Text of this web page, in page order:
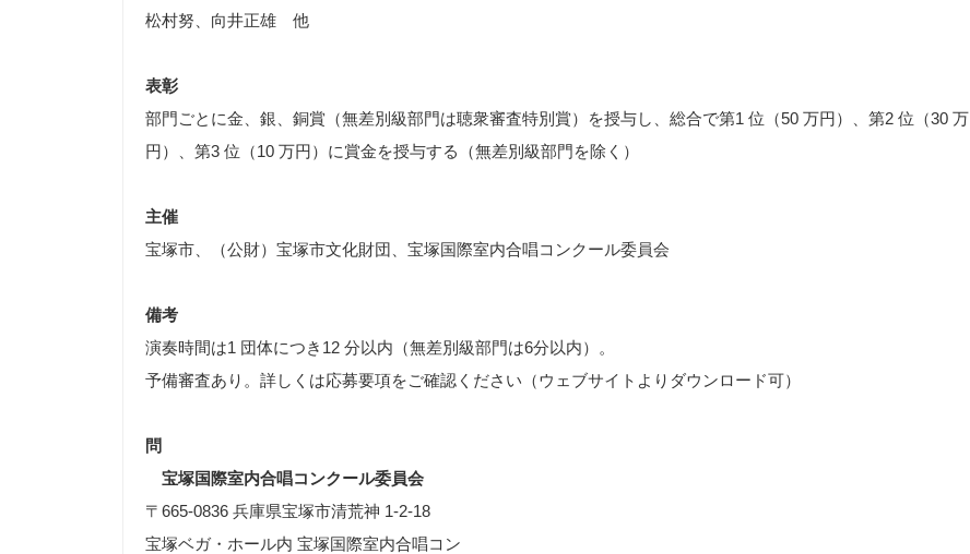
松村努、向井正雄 他
表彰
部門ごとに金、銀、銅賞（無差別級部門は聴衆審査特別賞）を授与し、総合で第1 位（50 万円）、第2 位（30 万
円）、第3 位（10 万円）に賞金を授与する（無差別級部門を除く）
主催
宝塚市、（公財）宝塚市文化財団、宝塚国際室内合唱コンクール委員会
備考
演奏時間は1 団体につき12 分以内（無差別級部門は6分以内）。
予備審査あり。詳しくは応募要項をご確認ください（ウェブサイトよりダウンロード可）
問
宝塚国際室内合唱コンクール委員会
〒665-0836 兵庫県宝塚市清荒神 1-2-18
宝塚ベガ・ホール内 宝塚国際室内合唱コン